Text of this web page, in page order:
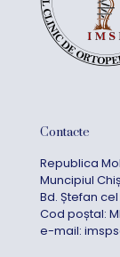
Contacte
Republica
Muncipiul
Bd. Ștefan
Cod poștal:
e-mail: